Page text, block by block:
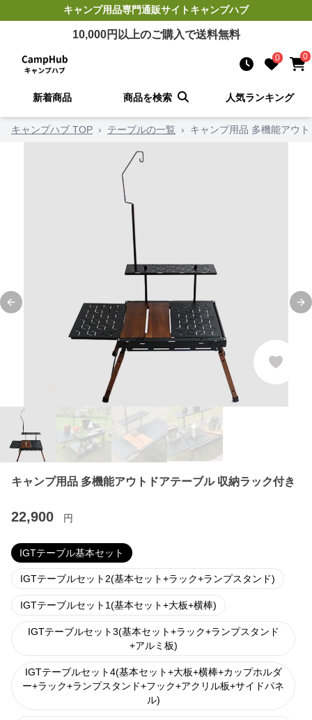
キャンプ用品専門通販サイトキャンプハブ
10,000円以上のご購入で送料無料
0 0
新着商品 商品を検索 人気ランキング
キャンプハブ TOP › テーブルの一覧 › キャンプ用品 多機能アウ
Previous slide
キャンプ用品 多機能アウトドアテーブル 収納ラック付き
22,900 円
IGTテーブル基本セット
IGTテーブルセット2(基本セット+ラック+ランプスタンド)
IGTテーブルセット1(基本セット+大板+横棒)
IGTテーブルセット3(基本セット+ラック+ランプスタンド
+アルミ板)
IGTテーブルセット4(基本セット+大板+横棒+カップホルダ
ー+ラック+ランプスタンド+フック+アクリル板+サイドパネ
ル)